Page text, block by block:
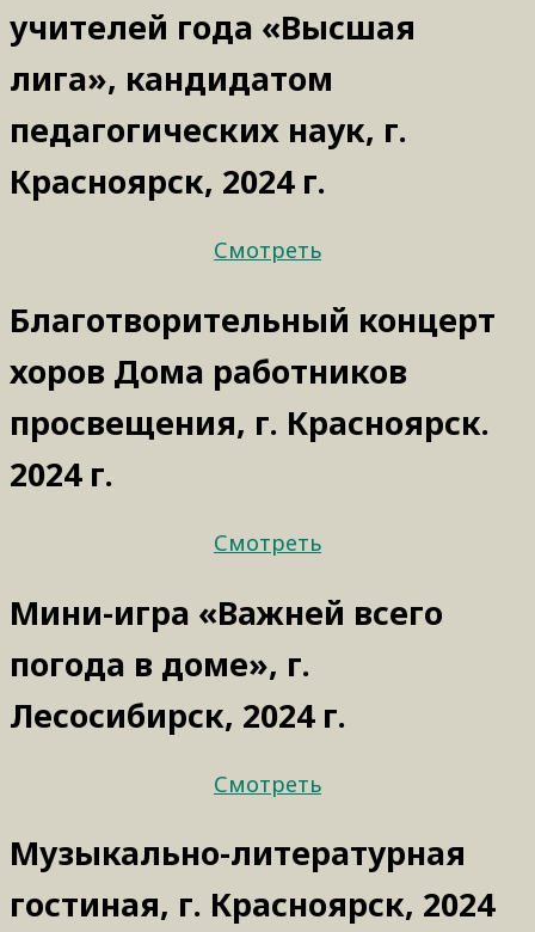
учителей года «Высшая
лига», кандидатом
педагогических наук, г.
Красноярск, 2024 г.
Смотреть
Благотворительный концерт
хоров Дома работников
просвещения, г. Красноярск.
2024 г.
Смотреть
Мини-игра «Важней всего
погода в доме», г.
Лесосибирск, 2024 г.
Смотреть
Музыкально-литературная
гостиная, г. Красноярск, 2024